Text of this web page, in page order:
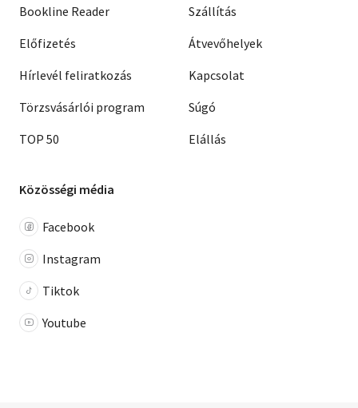
Bookline Reader
Előfizetés
Hírlevél feliratkozás
Törzsvásárlói program
TOP 50
Szállítás
Átvevőhelyek
Kapcsolat
Súgó
Elállás
Közösségi média
Facebook
Instagram
Tiktok
Youtube